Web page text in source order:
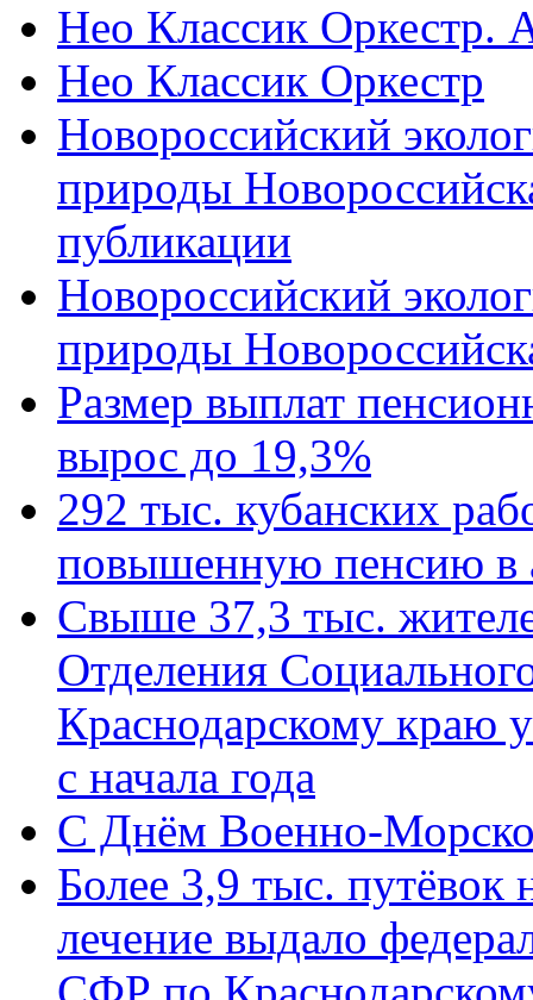
Нео Классик Оркестр.
Нео Классик Оркестр
Новороссийский
природы
публикации
Новороссийский
природы
Размер выплат
вырос до 19,3%
292 тыс. кубанских
повышенную пенсию в
Свыше 37,3 тыс.
Отделения
Краснодарскому краю
с начала года
C Днём Военно-
Более 3,9 тыс. путёвок
лечение выдало